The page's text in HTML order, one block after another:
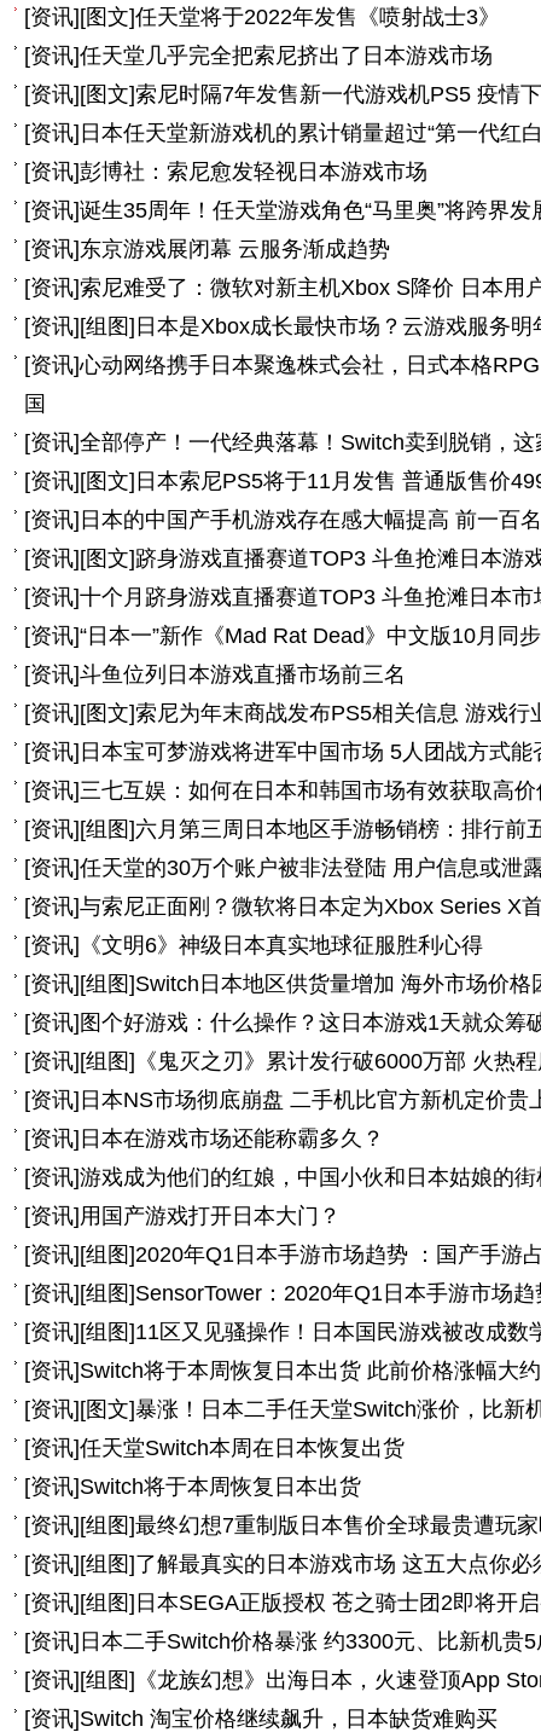
[资讯] [图文]任天堂将于2022年发售《喷射战士3》
[资讯]任天堂几乎完全把索尼挤出了日本游戏市场
[资讯] [图文]索尼时隔7年发售新一代游戏机PS5 疫情
[资讯] 日本任天堂新游戏机的累计销量超过“第一代红
[资讯]彭博社：索尼愈发轻视日本游戏市场
[资讯]诞生35周年！任天堂游戏角色“马里奥”将跨界发
[资讯]东京游戏展闭幕 云服务渐成趋势
[资讯]索尼难受了：微软对新主机Xbox S降价 日本用
[资讯] [组图] 日本是Xbox成长最快市场？云游戏服务明
[资讯]心动网络携手日本聚逸株式会社，日式本格
国
[资讯]全部停产！一代经典落幕！Switch卖到脱销，这
[资讯] [图文] 日本索尼PS5将于11月发售 普通版售价
[资讯] 日本的中国产手机游戏存在感大幅提高 前一百
[资讯] [图文]跻身游戏直播赛道TOP3 斗鱼抢滩日本游
[资讯]十个月跻身游戏直播赛道TOP3 斗鱼抢滩日本市
[资讯]“日本一”新作《Mad Rat Dead》中文版10月同
[资讯]斗鱼位列日本游戏直播市场前三名
[资讯] [图文]索尼为年末商战发布PS5相关信息 游戏行
[资讯] 日本宝可梦游戏将进军中国市场 5人团战方式能
[资讯]三七互娱：如何在日本和韩国市场有效获取高
[资讯] [组图]六月第三周日本地区手游畅销榜：排行前
[资讯]任天堂的30万个账户被非法登陆 用户信息或泄
[资讯]与索尼正面刚？微软将日本定为Xbox Series X
[资讯] 《文明6》神级日本真实地球征服胜利心得
[资讯] [组图]Switch日本地区供货量增加 海外市场价格
[资讯] 图个好游戏：什么操作？这日本游戏1天就众筹
[资讯] [组图] 《鬼灭之刃》累计发行破6000万部 火热
[资讯] 日本NS市场彻底崩盘 二手机比官方新机定价贵
[资讯] 日本在游戏市场还能称霸多久？
[资讯]游戏成为他们的红娘，中国小伙和日本姑娘的
[资讯]用国产游戏打开日本大门？
[资讯] [组图]2020年Q1日本手游市场趋势 ：国产手游
[资讯] [组图]SensorTower：2020年Q1日本手游市场趋
[资讯] [组图]11区又见骚操作！日本国民游戏被改成数
[资讯]Switch将于本周恢复日本出货 此前价格涨幅大
[资讯] [图文]暴涨！日本二手任天堂Switch涨价，比新
[资讯]任天堂Switch本周在日本恢复出货
[资讯]Switch将于本周恢复日本出货
[资讯] [组图]最终幻想7重制版日本售价全球最贵遭玩
[资讯] [组图]了解最真实的日本游戏市场 这五大点你必
[资讯] [组图] 日本SEGA正版授权 苍之骑士团2即将开
[资讯] 日本二手Switch价格暴涨 约3300元、比新机贵5
[资讯] [组图] 《龙族幻想》出海日本，火速登顶App
[资讯]Switch 淘宝价格继续飙升，日本缺货难购买